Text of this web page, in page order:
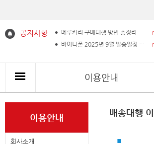
공지사항 메루카리 구매대행 방법 총정리
바이니폰 2025년 9월 발송일정 공지!
이용안내
이용안내
회사소개
배송대행